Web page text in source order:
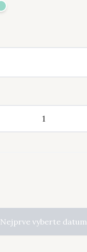
Nejprve vyberte datum